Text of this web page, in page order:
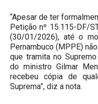
“Apesar de ter
Petição nº 15.115-DF/
(30/01/2026), até o
Pernambuco (MPPE)
que tramita no
do ministro Gilmar
recebeu cópia de
Suprema”, diz a nota.